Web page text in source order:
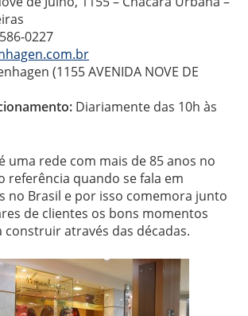
0227
(1155 AVENIDA NOVE DE
Diariamente das 10h às
uma rede com mais de 85 anos no
referência quando se fala em
no Brasil e por isso comemora junto
de clientes os bons momentos
construir através das décadas.